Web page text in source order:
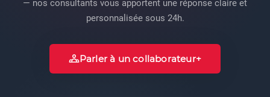
— nos consultants vous apportent une réponse claire et
personnalisée sous 24h.
Parler à un collaborateur